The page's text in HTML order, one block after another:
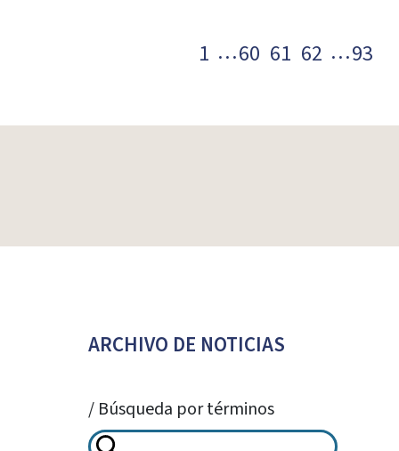
de
1 …60 61 62 …93
ARCHIVO DE NOTICIAS
/ Búsqueda por términos